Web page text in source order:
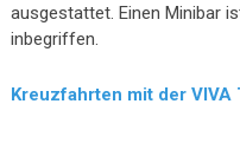
ausgestattet. Einen Minibar
inbegriffen.
Kreuzfahrten mit der VIVA